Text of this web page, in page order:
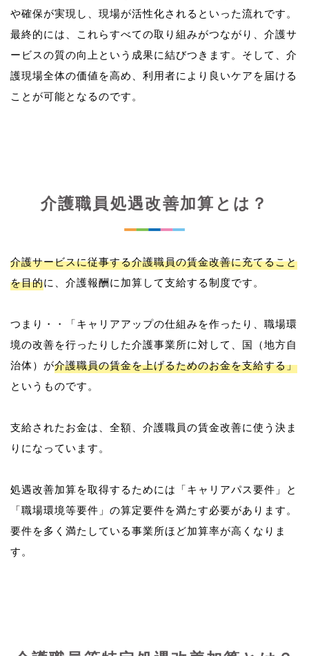
や確保が実現し、現場が活性化されるといった流れです。
最終的には、これらすべての取り組みがつながり、介護サ
ービスの質の向上という成果に結びつきます。そして、介
護現場全体の価値を高め、利用者により良いケアを届ける
介護職員処遇改善加算とは？
介護サービスに従事する介護職員の賃金改善に充てること
を目的に、介護報酬に加算して支給する制度です。
つまり・・「キャリアアップの仕組みを作ったり、職場環
境の改善を行ったりした介護事業所に対して、国（地方自
治体）が介護職員の賃金を上げるためのお金を支給する」
というものです。
支給されたお金は、全額、介護職員の賃金改善に使う決ま
りになっています。
処遇改善加算を取得するためには「キャリアパス要件」と
「職場環境等要件」の算定要件を満たす必要があります。
要件を多く満たしている事業所ほど加算率が高くなりま
す。